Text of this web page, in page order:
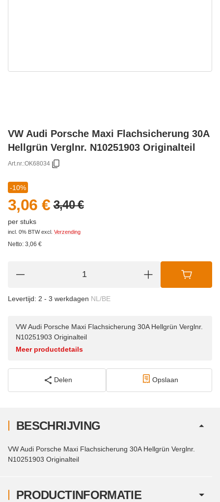
VW Audi Porsche Maxi Flachsicherung 30A
Hellgrün Verglnr. N10251903 Originalteil
Art.nr.:OK68034
-10%
3,06 € 3,40 €
per stuks
incl. 0% BTWexcl. Verzending
Netto: 3,06 €
Levertijd: 2 - 3 werkdagen NL/BE
VW Audi Porsche Maxi Flachsicherung 30A Hellgrün Verglnr.
N10251903 Originalteil
Meer productdetails
Delen Opslaan
PRODUCTINFORMATIE
BESCHRIJVING
VW Audi Porsche Maxi Flachsicherung 30A Hellgrün Verglnr.
N10251903 Originalteil